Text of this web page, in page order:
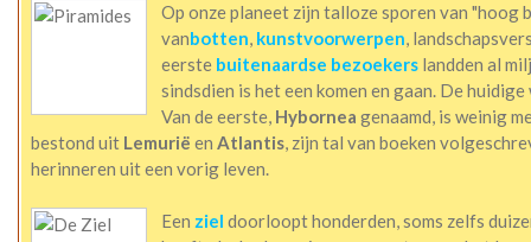
Op onze planeet zijn talloze sporen van "hoog
vanbotten, kunstvoorwerpen,
eerste buitenaardse bezoekers landden al
sindsdien is het een komen en gaan. De
Van de eerste, Hybornea genaamd, is weinig
bestond uit Lemurië en Atlantis, zijn tal van boeken
herinneren uit een vorig leven.
Een ziel doorloopt honderden, soms zelfs